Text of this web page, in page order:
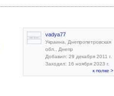
vadya77
Украина, Днепропетровская
обл., Днепр
Добавил: 29 декабря 2011 г.
Заходил: 16 ноября 2023 г.
к полке >